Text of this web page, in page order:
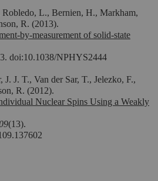
L., Bernien, H., Markham,
R. (2013).
by-measurement of solid-state
doi:10.1038/NPHYS2444
J. T., Van der Sar, T., Jelezko, F.,
R. (2012).
Nuclear Spins Using a Weakly
(13).